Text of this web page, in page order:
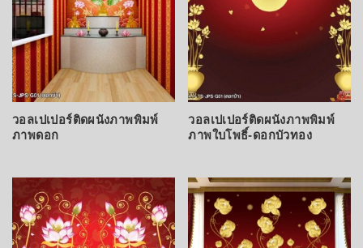
วอลเปเปอร์ติดผนังภาพพิมพ์
ภาพดอก
วอลเปเปอร์ติดผนังภาพพิมพ์
ภาพใบโพธิ์-ดอกบัวทอง